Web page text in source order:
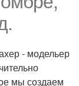
- модельер
мы создаем